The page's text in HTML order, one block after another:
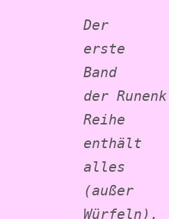
Der
erste
Band
der
Reihe
enthält
alles
(außer
Würfeln),